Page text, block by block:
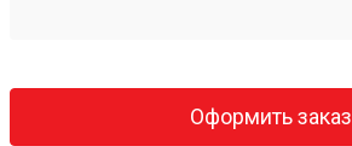
Оформить заказ